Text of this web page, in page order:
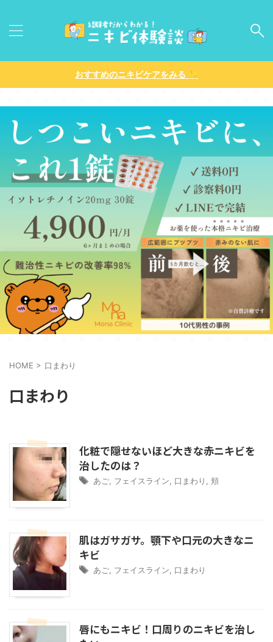
おすすめのニキビケアをみる ✨
HOME > 口まわり
口まわり
化粧で隠せないほど大きな赤ニキビを
治したのは？
あご, フェイスライン, 口まわり , 頬
肌はガサガサ。顎下や口元の大きなニ
キビ
あご, フェイスライン, 口まわり
唇にもニキビ！口周りのニキビを治し